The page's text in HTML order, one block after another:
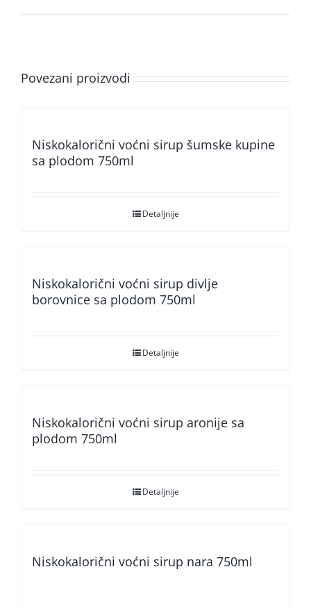
Povezani proizvodi
Niskokalorični voćni sirup šumske kupine
sa plodom 750ml
Detaljnije
Niskokalorični voćni sirup divlje
borovnice sa plodom 750ml
Detaljnije
Niskokalorični voćni sirup aronije sa
plodom 750ml
Detaljnije
Niskokalorični voćni sirup nara 750ml